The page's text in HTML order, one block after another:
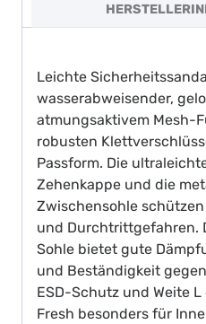
Leichte
wasserabweisender,
atmungsaktivem Mesh-
robusten
Passform. Die
Zehenkappe und die
Zwischensohle
und Durchtrittgefahren.
Sohle bietet gute
und Beständigkeit
ESD-Schutz und Weite
Fresh besonders für